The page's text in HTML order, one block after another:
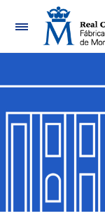
Mostrar/
Mostrar/
Mostrar/